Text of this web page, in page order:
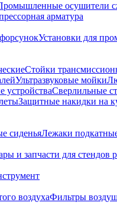
осушители
арматура
Установки для
Стойки
Ультразвуковые мойки
устройстваСверлильные
Защитные накидки на
сиденьяЛежаки
и запчасти для стендов
воздухаФильтры